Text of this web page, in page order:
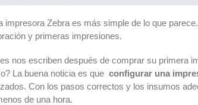
impresora Zebra es más simple de lo que
y primeras impresiones.
nos escriben después de comprar su primera
La buena noticia es que configurar una
Con los pasos correctos y los insumos
de una hora.